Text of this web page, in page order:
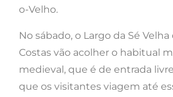
o-Velho.
No sábado, o Largo da Sé Velha
Costas vão acolher o habitual
medieval, que é de entrada
que os visitantes viagem até